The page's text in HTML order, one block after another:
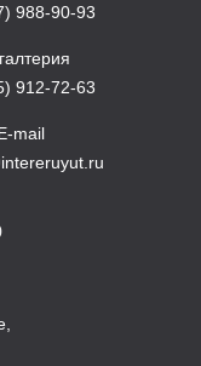
988-90-93
912-72-63
mail